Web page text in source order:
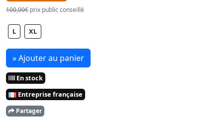
100,00€ prix public conseillé
L XL
» Ajouter au panier
En stock
Entreprise française
Partager